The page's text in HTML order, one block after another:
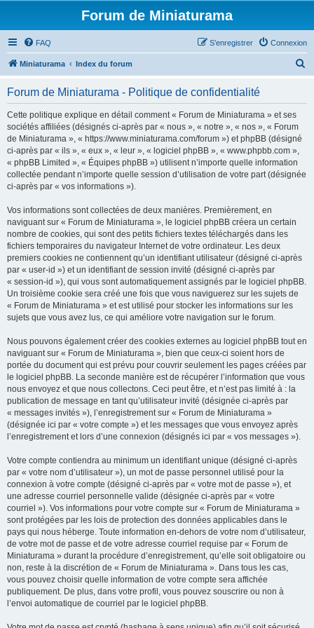
Forum de Miniaturama
FAQ Connexion
S’enregistrer
Miniaturama Index du forum
Forum de Miniaturama - Politique de confidentialité
Cette politique explique en détail comment « Forum de Miniaturama » et ses
sociétés affiliées (désignés ci-après par « nous », « notre », « nos », « Forum
de Miniaturama », « https://www.miniaturama.com/forum ») et phpBB (désigné
ci-après par « ils », « eux », « leur », « logiciel phpBB », « www.phpbb.com »,
« phpBB Limited », « Équipes phpBB ») utilisent n’importe quelle information
collectée pendant n’importe quelle session d’utilisation de votre part (désignée
ci-après par « vos informations »).
Vos informations sont collectées de deux manières. Premièrement, en
naviguant sur « Forum de Miniaturama », le logiciel phpBB créera un certain
nombre de cookies, qui sont des petits fichiers textes téléchargés dans les
fichiers temporaires du navigateur Internet de votre ordinateur. Les deux
premiers cookies ne contiennent qu’un identifiant utilisateur (désigné ci-après
par « user-id ») et un identifiant de session invité (désigné ci-après par
« session-id »), qui vous sont automatiquement assignés par le logiciel phpBB.
Un troisième cookie sera créé une fois que vous naviguerez sur les sujets de
« Forum de Miniaturama » et est utilisé pour stocker les informations sur les
sujets que vous avez lus, ce qui améliore votre navigation sur le forum.
Nous pouvons également créer des cookies externes au logiciel phpBB tout en
naviguant sur « Forum de Miniaturama », bien que ceux-ci soient hors de
portée du document qui est prévu pour couvrir seulement les pages créées par
le logiciel phpBB. La seconde manière est de récupérer l’information que vous
nous envoyez et que nous collectons. Ceci peut être, et n’est pas limité à : la
publication de message en tant qu’utilisateur invité (désignée ci-après par
« messages invités »), l’enregistrement sur « Forum de Miniaturama »
(désignée ici par « votre compte ») et les messages que vous envoyez après
l’enregistrement et lors d’une connexion (désignés ici par « vos messages »).
Votre compte contiendra au minimum un identifiant unique (désigné ci-après
par « votre nom d’utilisateur »), un mot de passe personnel utilisé pour la
connexion à votre compte (désigné ci-après par « votre mot de passe »), et
une adresse courriel personnelle valide (désignée ci-après par « votre
courriel »). Vos informations pour votre compte sur « Forum de Miniaturama »
sont protégées par les lois de protection des données applicables dans le
pays qui nous héberge. Toute information en-dehors de votre nom d’utilisateur,
de votre mot de passe et de votre adresse courriel requise par « Forum de
Miniaturama » durant la procédure d’enregistrement, qu’elle soit obligatoire ou
non, reste à la discrétion de « Forum de Miniaturama ». Dans tous les cas,
vous pouvez choisir quelle information de votre compte sera affichée
publiquement. De plus, dans votre profil, vous pouvez souscrire ou non à
l’envoi automatique de courriel par le logiciel phpBB.